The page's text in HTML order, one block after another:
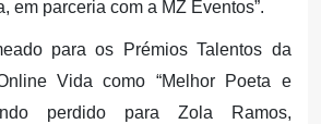
em parceria com a MZ Eventos”.
para os Prémios Talentos da
Vida como “Melhor Poeta e
perdido para Zola Ramos,